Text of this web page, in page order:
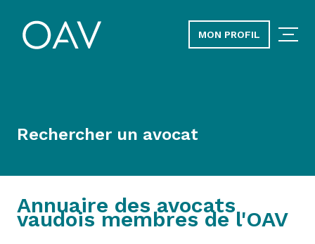
MON PROFIL
Rechercher un avocat
Annuaire des avocats
vaudois membres de l'OAV